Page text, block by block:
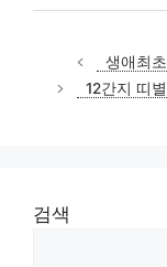
생애최
12간지 띠
검색